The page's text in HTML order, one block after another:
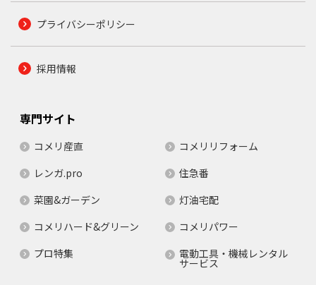
プライバシーポリシー
採用情報
専門サイト
コメリ産直
コメリリフォーム
レンガ.pro
住急番
菜園&ガーデン
灯油宅配
コメリハード&グリーン
コメリパワー
プロ特集
電動工具・機械レンタル
サービス